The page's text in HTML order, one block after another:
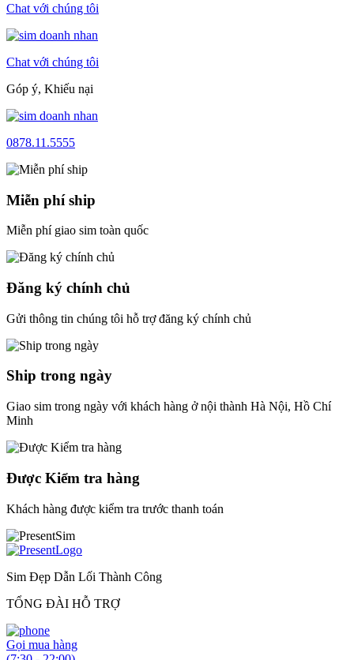
Chat với chúng tôi
Chat với chúng tôi
Góp ý, Khiếu nại
0878.11.5555
Miễn phí ship
Miễn phí giao sim toàn quốc
Đăng ký chính chủ
Gửi thông tin chúng tôi hỗ trợ đăng ký chính chủ
Ship trong ngày
Giao sim trong ngày với khách hàng ở nội thành Hà Nội, Hồ Chí
Minh
Được Kiểm tra hàng
Khách hàng được kiểm tra trước thanh toán
Sim Đẹp Dẫn Lối Thành Công
TỔNG ĐÀI HỖ TRỢ
Gọi mua hàng